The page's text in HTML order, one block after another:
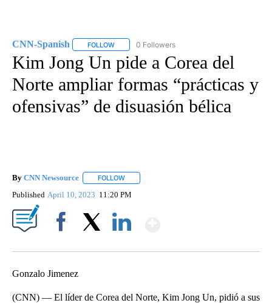
CNN-Spanish FOLLOW FOLLOW "CNN-SPANISH" TO RECEIVE
0 Followers
Kim Jong Un pide a Corea del
Norte ampliar formas “prácticas y
ofensivas” de disuasión bélica
By CNN Newsource FOLLOW
Published April 10, 2023 11:20 PM
Gonzalo Jimenez
(CNN) — El líder de Corea del Norte, Kim Jong Un, pidió a sus